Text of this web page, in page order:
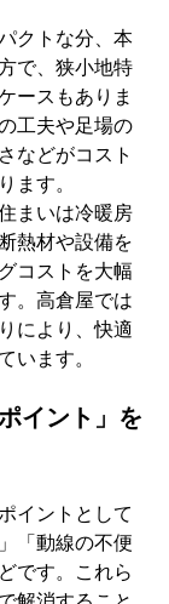
クトな分、本
で、狭小地特
ースもありま
工夫や足場の
などがコスト
ます。
まいは冷暖房
熱材や設備を
コストを大幅
。高倉屋では
により、快適
います。
イント」を
イントとして
「動線の不便
です。これら